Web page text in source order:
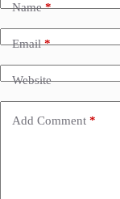
Name*
Email*
Website
Add Comment *